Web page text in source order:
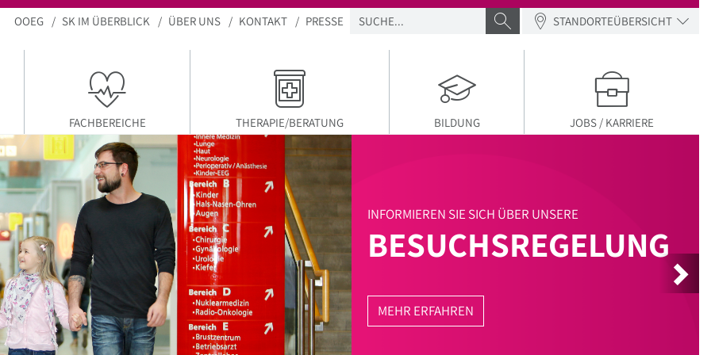
OOEG SK IM ÜBERBLICK ÜBER UNS KONTAKT PRESSE SUCHE SUCHE ABSENDEN
STANDORTEÜBERSICHT
MENÜPUNKT
FACHBEREICHE THERAPIE/BERATUNG BILDUNG JOBS / KARRIERE
INFORMIEREN SIE SICH ÜBER UNSERE
BESUCHSREGELUNG
MEHR ERFAHREN